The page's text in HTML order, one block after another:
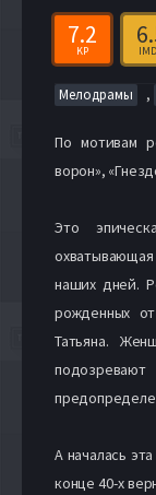
7.2
KP
Мелодрамы ,
По мотивам
ворон»,
Это
наших дней.
рожденных
Татьяна.
А началась
конце 40-х